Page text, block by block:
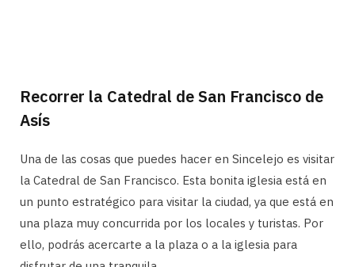
Recorrer la Catedral de San Francisco de
Asís
Una de las cosas que puedes hacer en Sincelejo es visitar
la Catedral de San Francisco. Esta bonita iglesia está en
un punto estratégico para visitar la ciudad, ya que está en
una plaza muy concurrida por los locales y turistas. Por
ello, podrás acercarte a la plaza o a la iglesia para